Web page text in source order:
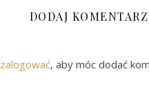
DODAJ KOMENTARZ
zalogować, aby móc dodać